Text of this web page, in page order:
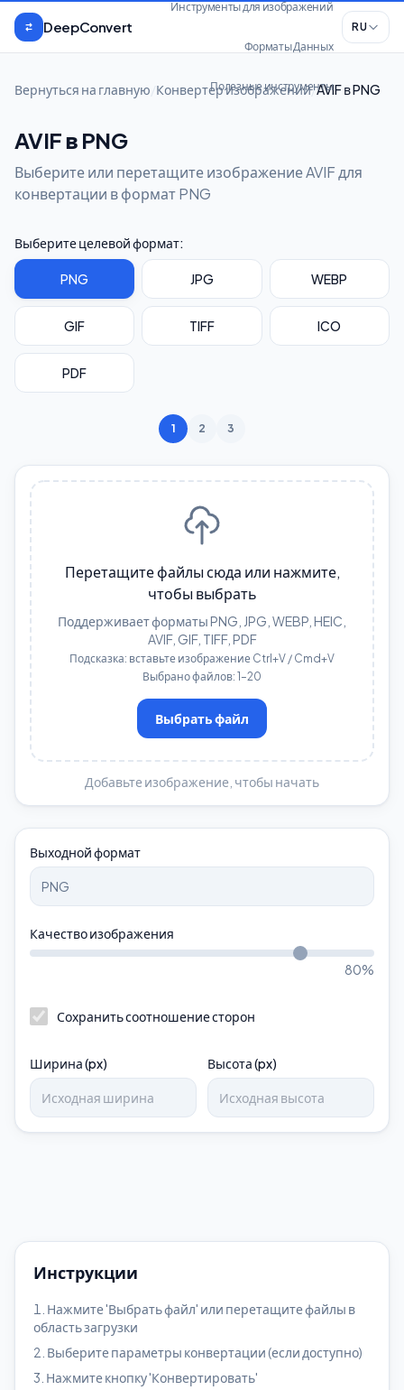
Перейти к содержимому
DeepConvert
Инструменты для изображений
Форматы Данных
Полезные инструменты
RU
Вернуться на главную Конвертер изображений/AVIF в PNG
AVIF в PNG
Выберите или перетащите изображение AVIF для
конвертации в формат PNG
Выберите целевой формат:
PNG JPG WEBP
GIF TIFF ICO
PDF
1 2 3
Перетащите файлы сюда или нажмите,
чтобы выбрать
Поддерживает форматы PNG, JPG, WEBP, HEIC,
AVIF, GIF, TIFF, PDF
Подсказка: вставьте изображение Ctrl+V / Cmd+V
Выбрано файлов: 1–20
Выбрать файл
Добавьте изображение, чтобы начать
Выходной формат
Качество изображения
80%
Сохранить соотношение сторон
Ширина (px) Высота (px)
Инструкции
Нажмите 'Выбрать файл' или перетащите файлы в
область загрузки
Выберите параметры конвертации (если доступно)
Нажмите кнопку 'Конвертировать'